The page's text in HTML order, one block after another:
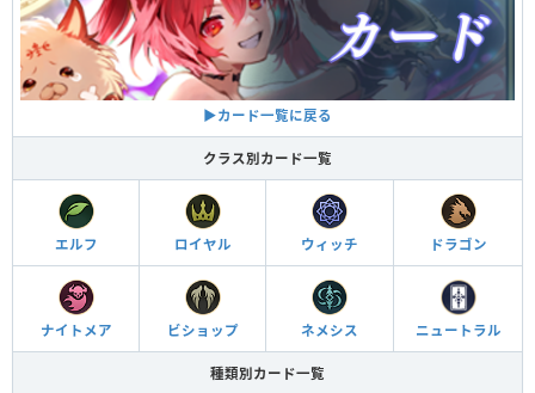
▶︎カード一覧に戻る
クラス別カード一覧
エルフ ロイヤル ウィッチ ドラゴン
ナイトメア ビショップ ネメシス ニュートラル
種類別カード一覧